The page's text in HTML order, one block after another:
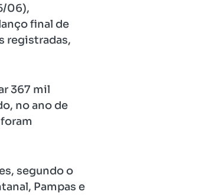
06),
final de
registradas,
367 mil
no ano de
segundo o
Pampas e